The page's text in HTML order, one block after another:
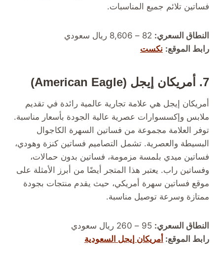
فساتين تلائم جميع المناسبات.
النطاق السعري:
رابط الموقع: نكست
7. أمريكان إيجل (American Eagle)
أمريكان إيجل هي علامة تجارية عالمية رائدة في تقديم
ملابس وإكسسوارات عصرية عالية الجودة بأسعار مناسبة.
توفر العلامة مجموعة من فساتين السهرة الكاجوال
البسيطة والعصرية. تشمل التصاميم فساتين كنزة وهودي،
فساتين ميدي بلمسة مزمومة، فساتين بدون حمالات،
وفساتين راب. يعتبر هذا المتجر أيضًا من أبرز الأمثلة على
موقع فساتين سهرة أمريكي، حيث يقدم منتجات بجودة
ممتازة وسرعة توصيل مناسبة.
النطاق السعري:
رابط الموقع: أمريكان إيجل السعودية